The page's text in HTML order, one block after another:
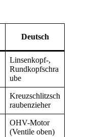
Deutsch
Linsenkopf-,
Rundkopfschra
ube
Kreuzschlitzsch
raubenzieher
OHV-Motor
(Ventile oben)